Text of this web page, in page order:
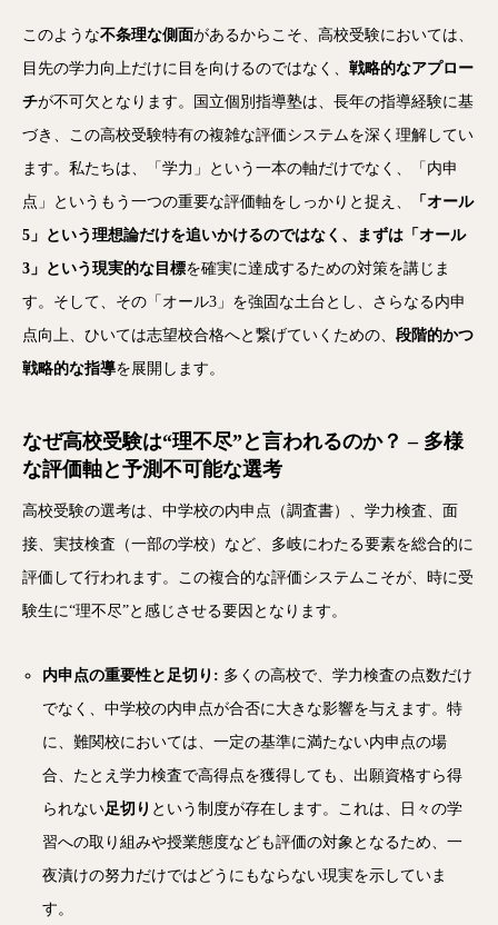
このような不条理な側面があるからこそ、高校受験においては、
目先の学力向上だけに目を向けるのではなく、 戦略的なアプロー
チが不可欠となります。国立個別指導塾は、長年の指導経験に基
づき、この高校受験特有の複雑な評価システムを深く理解してい
ます。私たちは、「学力」という一本の軸だけでなく、「内申
点」というもう一つの重要な評価軸をしっかりと捉え、
「オール
5」という理想論だけを追いかけるのではなく、まずは「オール
3」という現実的な目標を確実に達成するための対策を講じま
す。そして、その「オール3」を強固な土台とし、さらなる内申
点向上、ひいては志望校合格へと繋げていくための、 段階的かつ
戦略的な指導を展開します。
なぜ高校受験は“理不尽”と言われるのか？ – 多様
な評価軸と予測不可能な選考
高校受験の選考は、中学校の内申点（調査書）、学力検査、面
接、実技検査（一部の学校）など、多岐にわたる要素を総合的に
評価して行われます。この複合的な評価システムこそが、時に受
験生に“理不尽”と感じさせる要因となります。
内申点の重要性と足切り: 多くの高校で、学力検査の点数だけ
でなく、中学校の内申点が合否に大きな影響を与えます。特
に、難関校においては、一定の基準に満たない内申点の場
合、たとえ学力検査で高得点を獲得しても、出願資格すら得
られない足切り という制度が存在します。これは、日々の学
習への取り組みや授業態度なども評価の対象となるため、一
夜漬けの努力だけではどうにもならない現実を示していま
す。